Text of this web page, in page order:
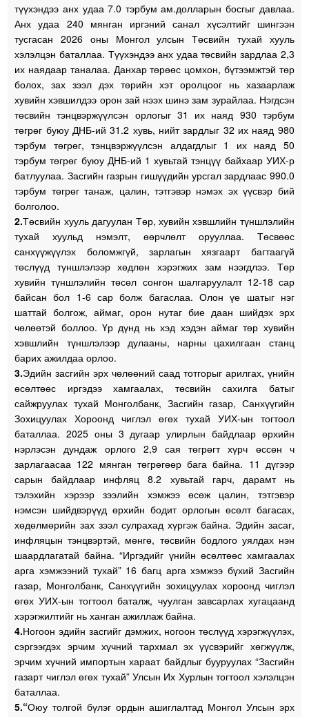
түүхэндээ анх удаа 7.0 тэрбум ам.долларын босгыг давлаа.
Анх удаа 240 мянган иргэний санал хүсэлтийг шингээн
тусгасан 2026 оны Монгол улсын Төсвийн тухай хууль
хэлэлцэн баталлаа. Түүхэндээ анх удаа төсвийн зардлаа 2,3
их наядаар таналаа. Данхар төрөөс цомхон, бүтээмжтэй төр
болох, зах зээл дэх төрийн хэт оролцоог нь хазаарлаж
хувийн хэвшилдээ орон зай нээх шинэ зам зурайлаа. Нэгдсэн
төсвийн тэнцвэржүүлсэн орлогыг 31 их наяд 930 тэрбум
төгрөг буюу ДНБ-ий 31.2 хувь, нийт зардлыг 32 их наяд 980
тэрбум төгрөг, тэнцвэржүүлсэн алдагдлыг 1 их наяд 50
тэрбум төгрөг буюу ДНБ-ий 1 хувьтай тэнцүү байхаар УИХ-р
батлуулаа. Засгийн газрын гишүүдийн урсгал зардлаас 990.0
тэрбум төгрөг танаж, цалин, тэтгэвэр нэмэх эх үүсвэр бий
болголоо.
2.Төсвийн хууль дагуулан Төр, хувийн хэвшлийн түншлэлийн
тухай хуульд нэмэлт, өөрчлөлт орууллаа. Төсвөөс
санхүүжүүлэх боломжгүй, зарлагын хязгаарт багтаагүй
төслүүд түншлэлээр хөдлөн хэрэгжих зам нээгдлээ. Төр
хувийн түншлэлийн төсөл сонгон шалгаруулалт 12-18 сар
байсан бол 1-6 сар болж багаслаа. Олон үе шатыг нэг
шаттай болгож, аймаг, орон нутаг бие даан шийдэх эрх
чөлөөтэй боллоо. Үр дүнд нь хэд хэдэн аймаг төр хувийн
хэвшлийн түншлэлээр дулааны, нарны цахилгаан станц
барих ажилдаа орлоо.
3.Эдийн засгийн эрх чөлөөний саад тотгорыг арилгах, үнийн
өсөлтөөс иргэдээ хамгаалах, төсвийн сахилга батыг
сайжруулах тухай Монголбанк, Засгийн газар, Санхүүгийн
Зохицуулах Хороонд чиглэл өгөх тухай УИХ-ын тогтоол
баталлаа. 2025 оны 3 дугаар улирлын байдлаар өрхийн
нэрлэсэн дундаж орлого 2,9 сая төгрөгт хүрч өссөн ч
зарлагаасаа 122 мянган төгрөгөөр бага байна. 11 дүгээр
сарын байдлаар инфляц 8.2 хувьтай гарч, дарамт нь
тэлэхийн хэрээр зээлийн хэмжээ өсөж цалин, тэтгэвэр
нэмсэн шийдвэрүүд өрхийн бодит орлогын өсөлт багасах,
хөдөлмөрийн зах зээл сулрахад хүргэж байна. Эдийн засаг,
инфляцын тэнцвэртэй, мөнгө, төсвийн бодлого уялдах нэн
шаардлагатай байна. “Иргэдийг үнийн өсөлтөөс хамгаалах
арга хэмжээний тухай” 16 багц арга хэмжээ бүхий Засгийн
газар, Монголбанк, Санхүүгийн зохицуулах хороонд чиглэл
өгөх УИХ-ын тогтоол баталж, чуулган завсарлах хугацаанд
хэрэгжилтийг нь ханган ажиллаж байна.
4.Ногоон эдийн засгийг дэмжих, ногоон төслүүд хэрэгжүүлэх,
сэргээгдэх эрчим хүчний тархмал эх үүсвэрийг хөгжүүлж,
эрчим хүчний импортын хараат байдлыг бууруулах “Засгийн
газарт чиглэл өгөх тухай” Улсын Их Хурлын тогтоол хэлэлцэн
баталлаа.
5.“Оюу толгой бүлэг ордын ашиглалтад Монгол Улсын эрх